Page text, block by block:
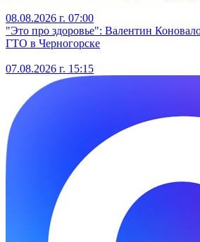
08.08.2026 г. 07:00
"Это про здоровье": Валентин
ГТО в Черногорске
07.08.2026 г. 15:15